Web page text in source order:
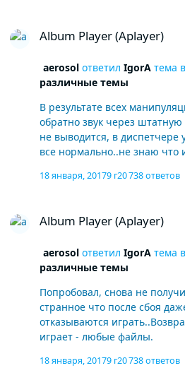
Album Player (Aplayer)
aerosolответил IgorAтема в
различные темы
В результате всех
обратно звук через
не выводится, в диспетчере
все нормально..не знаю что
18 января, 20179 г20 738 ответов
Album Player (Aplayer)
aerosolответил IgorAтема в
различные темы
Попробовал, снова не
странное что после сбоя
отказываются
играет - любые файлы.
18 января, 20179 г20 738 ответов